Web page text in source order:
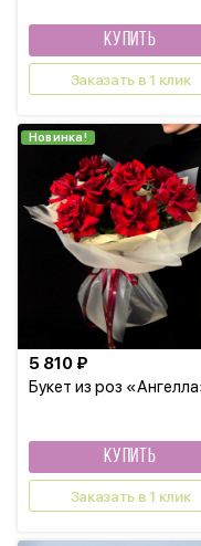
КУПИТЬ
Заказать в 1 клик
Новинка!
Букет из роз
5 810 ₽
КУПИТЬ
Заказать в 1 клик